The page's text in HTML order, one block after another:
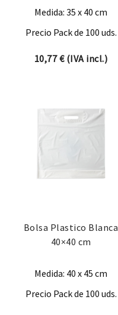
Medida: 35 x 40 cm
Precio Pack de 100 uds.
10,77€(IVA incl.)
Bolsa Plastico Blanca
40×40 cm
Medida: 40 x 45 cm
Precio Pack de 100 uds.